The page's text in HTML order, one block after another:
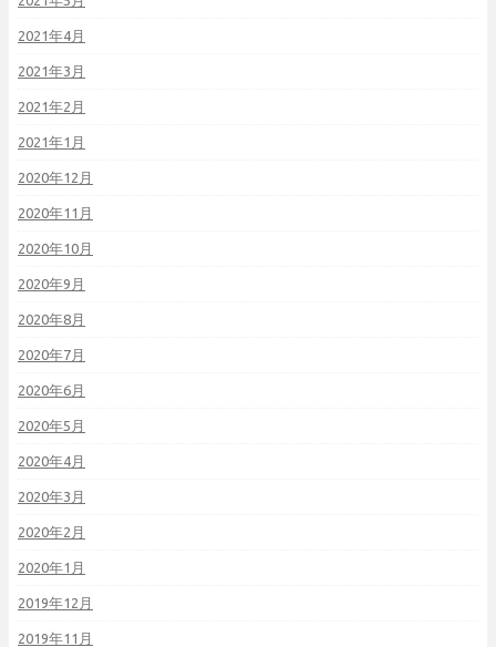
2021年4月
2021年3月
2021年2月
2021年1月
2020年12月
2020年11月
2020年10月
2020年9月
2020年8月
2020年7月
2020年6月
2020年5月
2020年4月
2020年3月
2020年2月
2020年1月
2019年12月
2019年11月